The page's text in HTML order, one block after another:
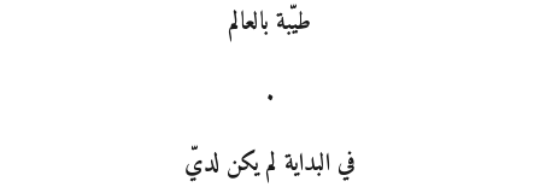
طيّبة بالعالم
.
في البداية لم يكن لديّ